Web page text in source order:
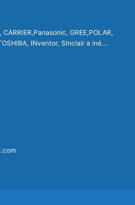
GREE,POLAR,
INventor, SInclair a iné….